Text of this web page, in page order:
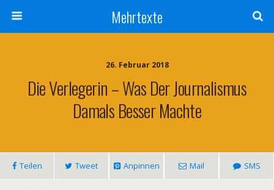
Mehrtexte
26. Februar 2018
Die Verlegerin – Was Der Journalismus
Damals Besser Machte
Teilen Tweet Anpinnen Mail SMS